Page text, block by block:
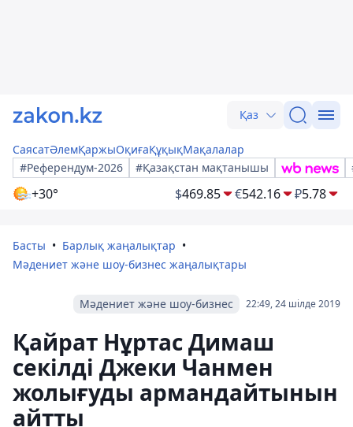
Қаз
СаясатӘлемҚаржыОқиғаҚұқықМақалалар
#Референдум-2026
#Қазақстан мақтанышы
+30° $469.85 €542.16 ₽5.78
Басты
Барлық жаңалықтар
Мәдениет және шоу-бизнес жаңалықтары
22:49, 24 шілде 2019
Мәдениет және шоу-бизнес
Қайрат Нұртас Димаш
секілді Джеки Чанмен
жолығуды армандайтынын
айтты